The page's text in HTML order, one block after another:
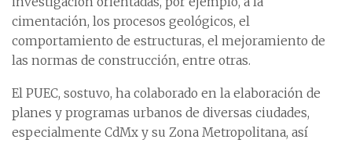
cimentación, los procesos geológicos, el
comportamiento de estructuras, el mejoramiento de
las normas de construcción, entre otras.
El PUEC, sostuvo, ha colaborado en la elaboración de
planes y programas urbanos de diversas ciudades,
especialmente CdMx y su Zona Metropolitana, así